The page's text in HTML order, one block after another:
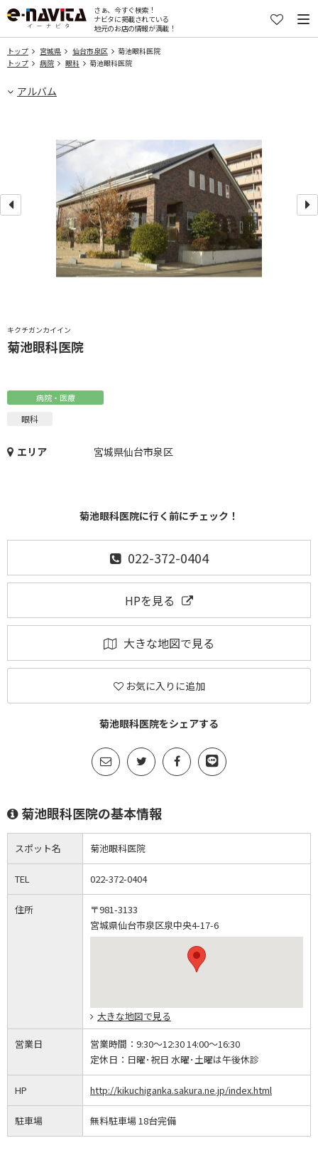
さぁ、今すぐ検索！
ナビタに掲載されている
地元のお店の情報が満載！
トップ 宮城県 仙台市泉区
菊池眼科医院
トップ
病院 眼科 菊池眼科医院
アルバム
キクチガンカイイン
菊池眼科医院
病院・医療
眼科
エリア 宮城県仙台市泉区
菊池眼科医院に行く前にチェック！
022-372-0404
HPを見る
大きな地図で見る
お気に入りに追加
菊池眼科医院をシェアする
菊池眼科医院の基本情報
スポット名 菊池眼科医院
TEL 022-372-0404
住所
〒981-3133
宮城県仙台市泉区泉中央4-17-6
大きな地図で見る
営業日 営業時間： 9:30～12:30 14:00～16:30
定休日： 日曜･祝日 水曜･土曜は午後休診
HP http://kikuchiganka.sakura.ne.jp/index.html
駐車場 無料駐車場 18台完備